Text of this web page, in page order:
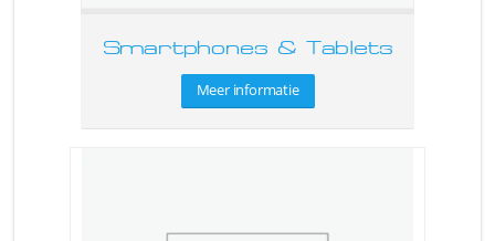
Smartphones & Tablets
Meer informatie